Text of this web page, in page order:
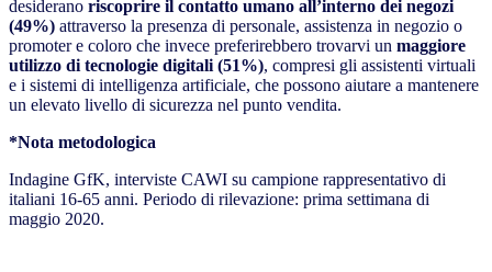
desiderano riscoprire il contatto umano all’interno dei negozi
(49%) attraverso la presenza di personale, assistenza in negozio o
promoter e coloro che invece preferirebbero trovarvi un maggiore
utilizzo di tecnologie digitali (51%), compresi gli assistenti virtuali
e i sistemi di intelligenza artificiale, che possono aiutare a mantenere
un elevato livello di sicurezza nel punto vendita.
*Nota metodologica
Indagine GfK, interviste CAWI su campione rappresentativo di
italiani 16-65 anni. Periodo di rilevazione: prima settimana di
maggio 2020.